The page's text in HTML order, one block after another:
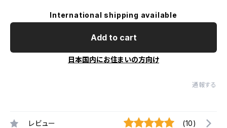
International shipping available
Add to cart
日本国内にお住まいの方向け
通報する
レビュー (10)